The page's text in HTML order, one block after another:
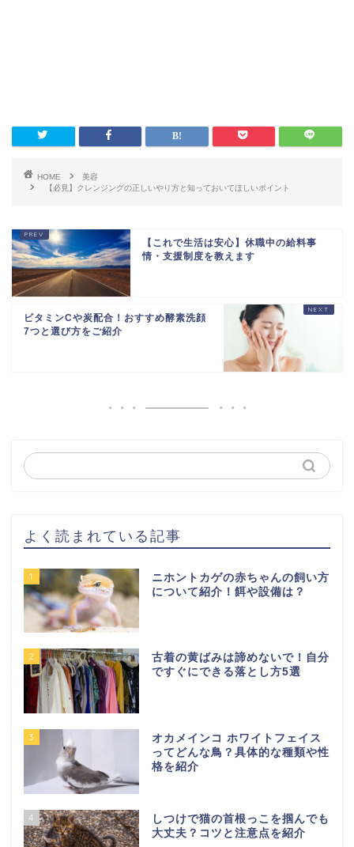
HOME
美容
【必見】クレンジングの正しいやり方と知っておいてほしいポイント
【これで生活は安心】休職中の給料事
情・支援制度を教えます
ビタミンCや炭配合！おすすめ酵素洗顔
7つと選び方をご紹介
よく読まれている記事
1
ニホントカゲの赤ちゃんの飼い方
について紹介！餌や設備は？
2
古着の黄ばみは諦めないで！自分
ですぐにできる落とし方5選
3
オカメインコ ホワイトフェイス
ってどんな鳥？具体的な種類や性
格を紹介
4
しつけで猫の首根っこを掴んでも
大丈夫？コツと注意点を紹介